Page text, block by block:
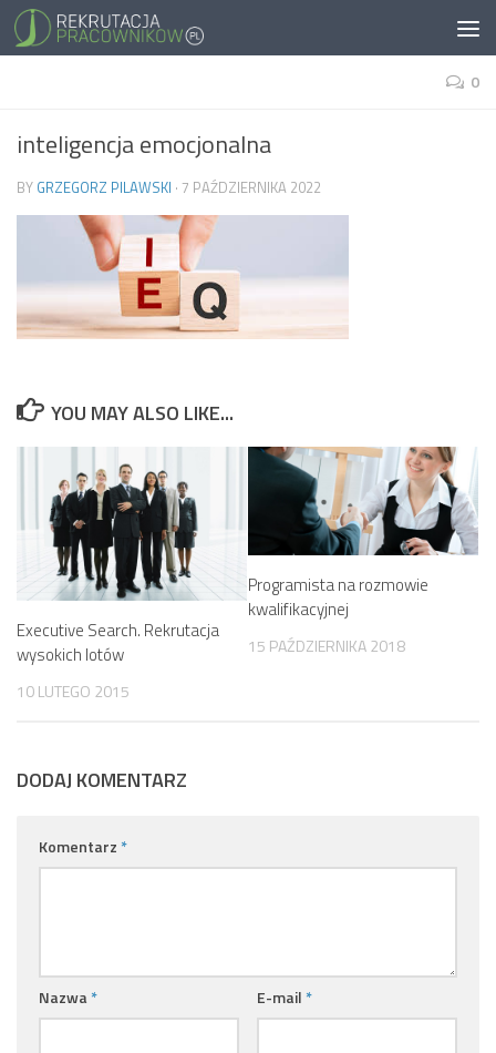
0
inteligencja emocjonalna
BY GRZEGORZ PILAWSKI · 7 PAŹDZIERNIKA 2022
YOU MAY ALSO LIKE...
Executive Search. Rekrutacja
wysokich lotów
10 LUTEGO 2015
Programista na rozmowie
kwalifikacyjnej
15 PAŹDZIERNIKA 2018
DODAJ KOMENTARZ
Komentarz *
Nazwa * E-mail *